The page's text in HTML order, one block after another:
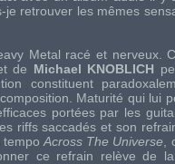
retrouver les mêmes
Metal racé et nerveux.
de Michael KNOBLICH
constituent
Maturité qui lui
portées par les
riffssaccadés et son
tempo Across The Universe
ce refrain relève de la